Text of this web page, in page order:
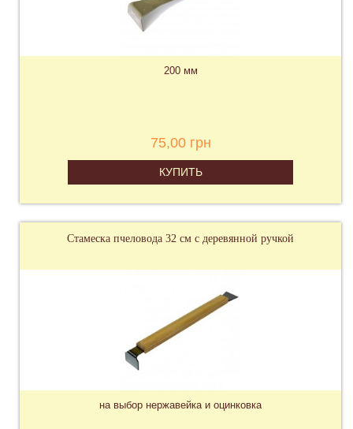
200 мм
75,00 грн
КУПИТЬ
Стамеска пчеловода 32 см с деревянной ручкой
на выбор нержавейка и оцинковка